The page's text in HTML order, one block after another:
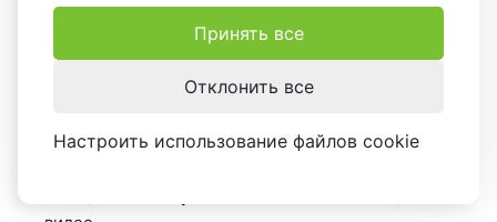
Принять все
Отклонить все
Настроить использование файлов cookie
Как повернуть видео на 90
градусов в Movie Maker:
Найдите в строке поиска видеоредактор и откройте
приложение